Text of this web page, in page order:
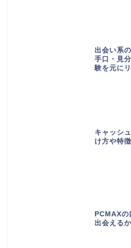
出会い系
手口・見
験を元に
キャッシ
け方や特
PCMAX
出会える